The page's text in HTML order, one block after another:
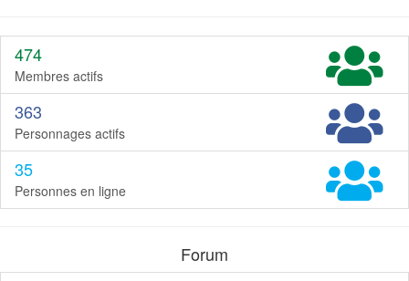
474
Membres actifs
363
Personnages actifs
35
Personnes en ligne
Forum